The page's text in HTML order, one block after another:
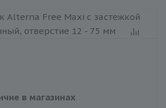
в магазинах